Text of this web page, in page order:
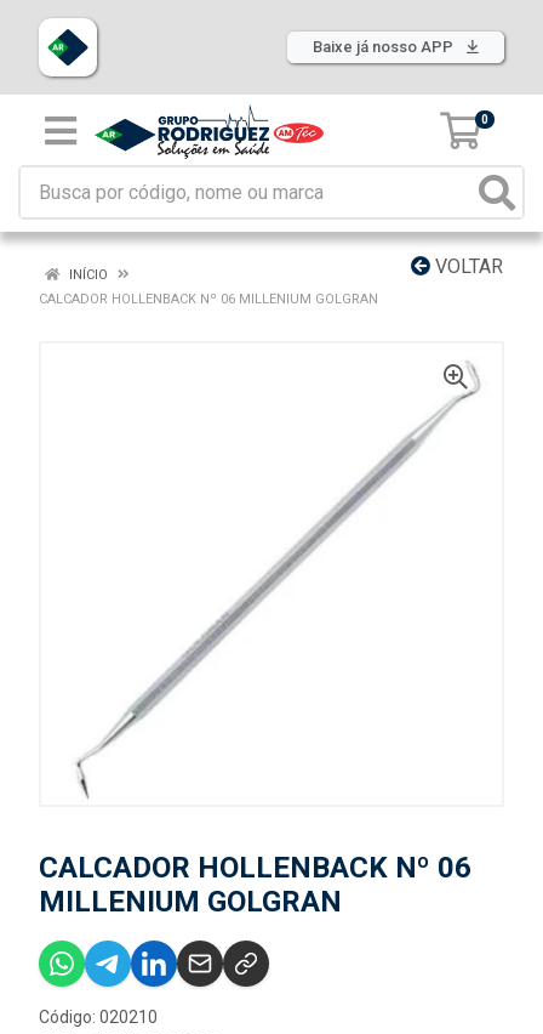
Baixe já nosso APP
0
VOLTAR
INÍCIO
CALCADOR HOLLENBACK Nº 06 MILLENIUM GOLGRAN
CALCADOR HOLLENBACK Nº 06
MILLENIUM GOLGRAN
Código: 020210